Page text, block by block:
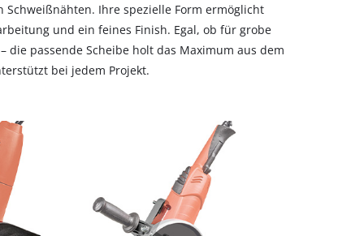
Schweißnähten. Ihre spezielle Form ermöglicht
und ein feines Finish. Egal, ob für grobe
die passende Scheibe holt das Maximum aus dem
bei jedem Projekt.